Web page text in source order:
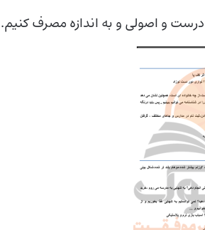
درست و اصولی و به اندازه مصرف کنیم.